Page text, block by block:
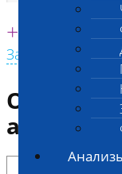
Единая круглосуточная
+7 495 260
Заказать звонок